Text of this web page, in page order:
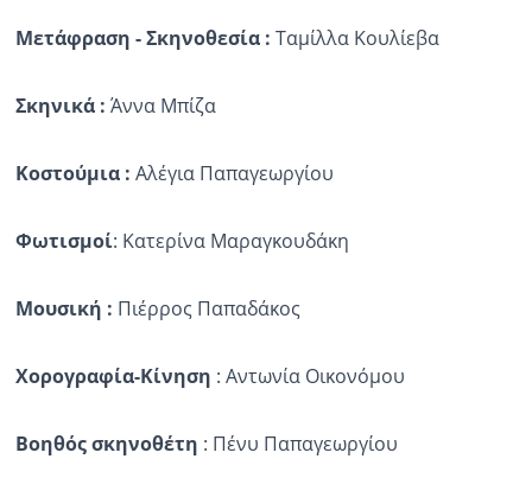
Μετάφραση -Σκηνοθεσία: Ταμίλλα Κουλίεβα
Σκηνικά : Άννα Μπίζα
Κοστούμια : Αλέγια Παπαγεωργίου
Φωτισμοί: Κατερίνα Μαραγκουδάκη
Μουσική : Πιέρρος Παπαδάκος
Χορογραφία-Κίνηση : Αντωνία Οικονόμου
Βοηθός σκηνοθέτη : Πένυ Παπαγεωργίου